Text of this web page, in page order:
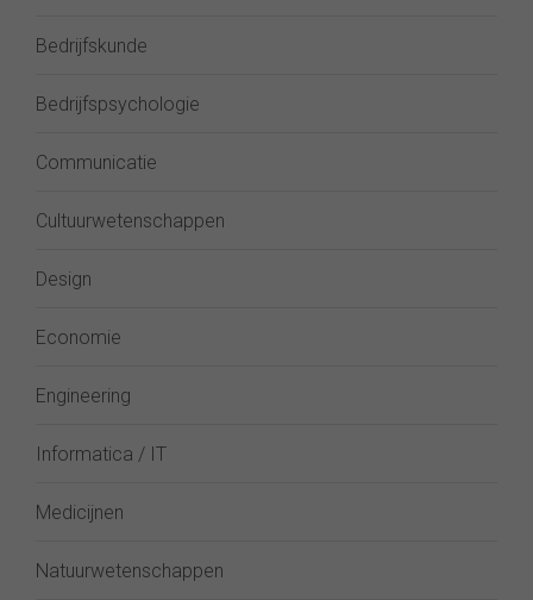
Bedrijfskunde
Bedrijfspsychologie
Communicatie
Cultuurwetenschappen
Design
Economie
Engineering
Informatica / IT
Medicijnen
Natuurwetenschappen